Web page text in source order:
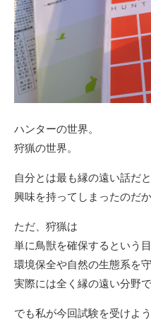
ハンターの世界。
狩猟の世界。
自分とは最も縁の遠い話だ
興味を持ってしまったのだ
ただ、狩猟は
単に鳥獣を確保するという目
環境保全や自然の生態系を
実際には全く縁の遠い分野で
でも私が今回試験を受けよ